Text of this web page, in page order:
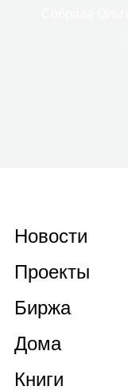
Новости
Проекты
Биржа
Дома
Книги